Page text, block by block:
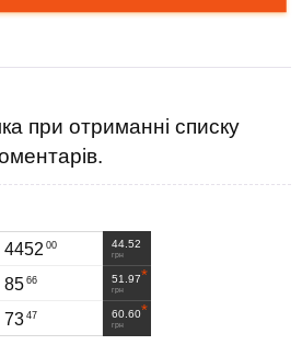
при отриманні списку
44.52
грн
4452 00
51.97
грн
85 66
60.60
грн
73 47